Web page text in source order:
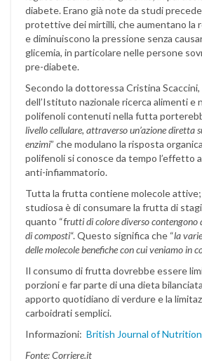
diabete. Erano già note da studi
protettive dei mirtilli, che aumentano la
e diminuiscono la pressione senza
glicemia, in particolare nelle persone
pre-diabete.
Secondo la dottoressa Cristina
dell’Istituto nazionale ricerca alimenti e
polifenoli contenuti nella futta
livello cellulare, attraverso un’azione diretta
enzimi” che modulano la risposta
polifenoli si conosce da tempo l’effetto
anti-infiammatorio.
Tutta la frutta contiene molecole attive;
studiosa è di consumare la frutta di
quanto “frutti di colore diverso contengono
di composti“. Questo significa che “la
delle molecole benefiche con cui veniamo in
Il consumo di frutta dovrebbe essere
porzioni e far parte di una dieta
apporto quotidiano di verdure e la
carboidrati semplici.
Informazioni: British Journal of Nutrition
Fonte: Corriere.it